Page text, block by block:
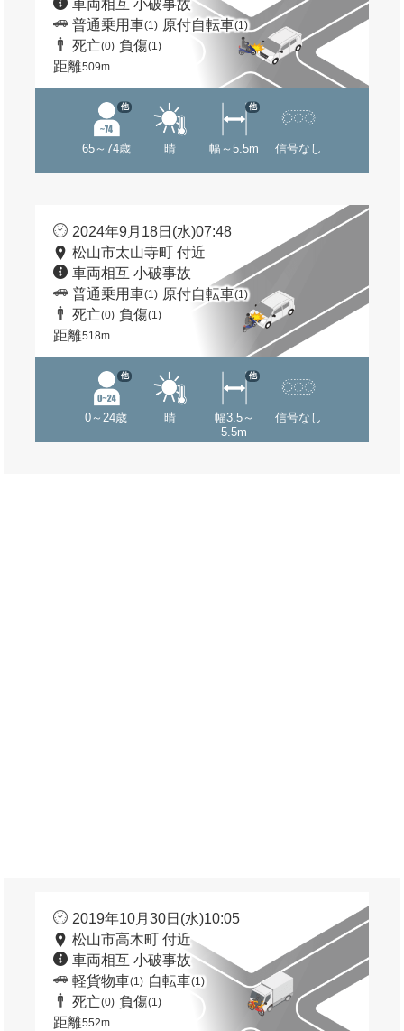
車両相互 小破事故
普通乗用車(1) 原付自転車(1)
死亡(0) 負傷(1)
距離509m
65～74歳
他
晴 幅～5.5m
他
信号なし
2024年9月18日(水)07:48
松山市太山寺町 付近
車両相互 小破事故
普通乗用車(1) 原付自転車(1)
死亡(0) 負傷(1)
距離518m
0～24歳
他
晴
幅3.5～
5.5m
他
信号なし
2019年10月30日(水)10:05
松山市高木町 付近
車両相互 小破事故
軽貨物車(1) 自転車(1)
死亡(0) 負傷(1)
距離552m